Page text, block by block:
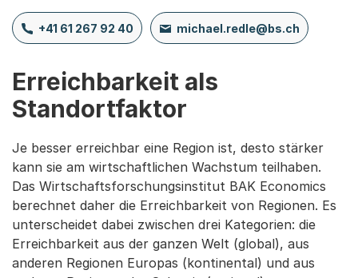
+41 61 267 92 40 michael.redle@bs.ch
Erreichbarkeit als
Standortfaktor
Je besser erreichbar eine Region ist, desto stärker
kann sie am wirtschaftlichen Wachstum teilhaben.
Das Wirtschaftsforschungsinstitut BAK Economics
berechnet daher die Erreichbarkeit von Regionen. Es
unterscheidet dabei zwischen drei Kategorien: die
Erreichbarkeit aus der ganzen Welt (global), aus
anderen Regionen Europas (kontinental) und aus